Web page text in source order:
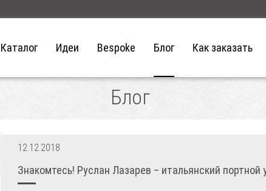
Каталог Идеи Bespoke Блог Как заказать
Блог
12.12.2018
Знакомтесь! Руслан Лазарев – итальянский портной